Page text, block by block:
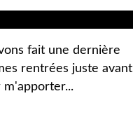
fait une dernière
rentrées juste avant
m'apporter...